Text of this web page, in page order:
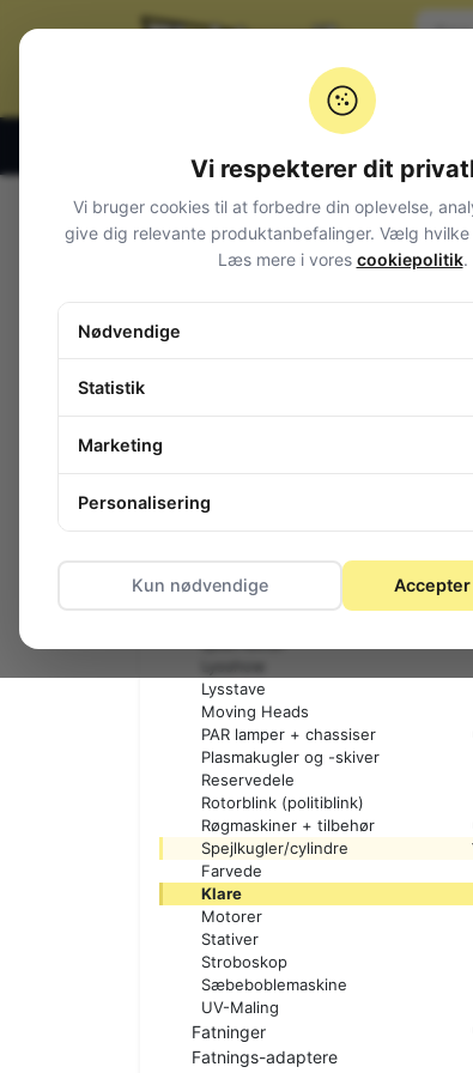
Varegrupper
Audio
Dekorations lys
Farvefiltre
Flamme lamper
Lysstave
Moving Heads
PAR lamper + chassiser
Plasmakugler og -skiver
Reservedele
Rotorblink (politiblink)
Røgmaskiner + tilbehør
Spejlkugler/cylindre
Farvede
Klare
Motorer
Stativer
Stroboskop
Sæbeboblemaskine
UV-Maling
Fatninger
Fatnings-adaptere
Vi respekterer dit
Vi bruger cookies til at forbedre din oplevelse,
give dig relevante produktanbefalinger. Vælg hvilke
Læs mere i vores cookiepolitik.
Nødvendige
Statistik
Marketing
Personalisering
Kun nødvendige